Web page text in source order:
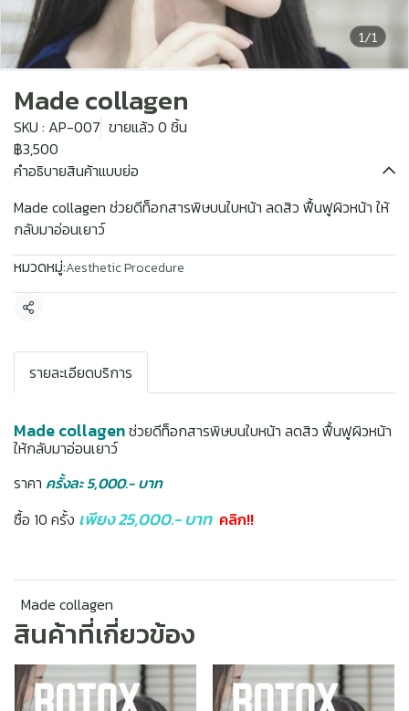
1/1
Made collagen
SKU : AP-007 ขายแล้ว 0 ชิ้น
฿3,500
คำอธิบายสินค้าแบบย่อ
Made collagen ช่วยดีท็อกสารพิษบนใบหน้า ลดสิว ฟื้นฟูผิวหน้า ให้
กลับมาอ่อนเยาว์
หมวดหมู่:Aesthetic Procedure
แชร์
รายละเอียดบริการ
Made collagenช่วยดีท็อกสารพิษบนใบหน้า ลดสิว ฟื้นฟูผิวหน้า
ให้กลับมาอ่อนเยาว์
ราคา ครั้งละ 5,000.- บาท
ซื้อ 10 ครั้ง เพียง 25,000.- บาท คลิก!!
Made collagen
สินค้าที่เกี่ยวข้อง